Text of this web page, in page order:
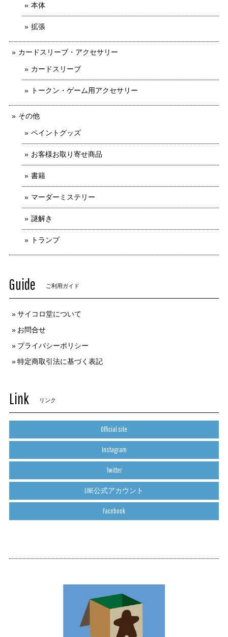
本体
拡張
カードスリーブ・アクセサリー
カードスリーブ
トークン・ゲーム用アクセサリー
その他
ペイントグッズ
お客様お取り寄せ商品
書籍
マーダーミステリー
謎解き
トランプ
Guide ご利用ガイド
サイコロ堂について
お問合せ
プライバシーポリシー
特定商取引法に基づく表記
Link リンク
Official site
Instagram
Twitter
LINE公式アカウント
Facebook